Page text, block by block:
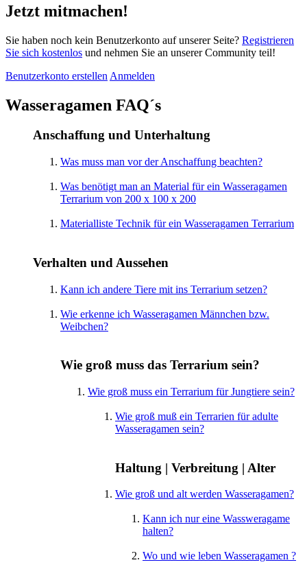
Jetzt mitmachen!
Sie haben noch kein Benutzerkonto auf unserer Seite? Registrieren
Sie sich kostenlos und nehmen Sie an unserer Community teil!
Benutzerkonto erstellen Anmelden
Wasseragamen FAQ´s
Anschaffung und Unterhaltung
Was muss man vor der Anschaffung beachten?
Was benötigt man an Material für ein Wasseragamen
Terrarium von 200 x 100 x 200
Materialliste Technik für ein Wasseragamen Terrarium
Verhalten und Aussehen
Kann ich andere Tiere mit ins Terrarium setzen?
Wie erkenne ich Wasseragamen Männchen bzw.
Weibchen?
Wie groß muss das Terrarium sein?
Wie groß muss ein Terrarium für Jungtiere sein?
Wie groß muß ein Terrarien für adulte
Wasseragamen sein?
Haltung | Verbreitung | Alter
Wie groß und alt werden Wasseragamen?
Kann ich nur eine Wassweragame
halten?
Wo und wie leben Wasseragamen ?